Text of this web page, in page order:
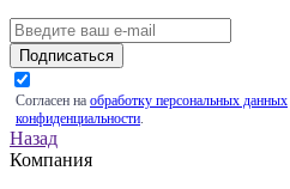
Подписаться
Согласен на обработку персональных данных
конфиденциальности.
Назад
Компания